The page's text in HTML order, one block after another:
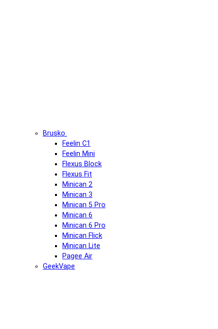
Brusko
Feelin C1
Feelin Mini
Flexus Block
Flexus Fit
Minican 2
Minican 3
Minican 5 Pro
Minican 6
Minican 6 Pro
Minican Flick
Minican Lite
Pagee Air
GeekVape